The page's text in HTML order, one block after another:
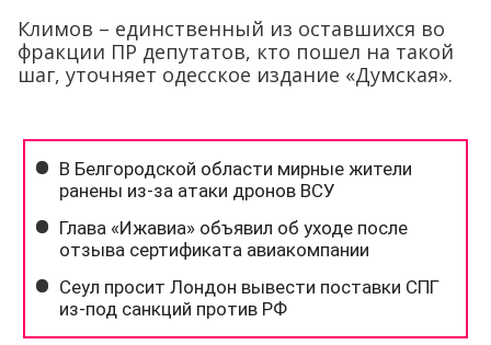
Климов – единственный из оставшихся во
фракции ПР депутатов, кто пошел на такой
шаг, уточняет одесское издание «Думская».